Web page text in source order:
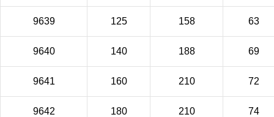
9639 125 158 63
9640 140 188 69
9641 160 210 72
9642 180 210 74